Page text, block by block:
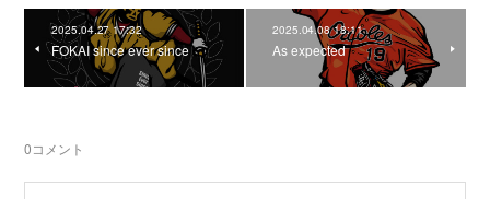
2025.04.27 17:32
FOKAI since ever since
2025.04.08 18:11
As expected
0コメント